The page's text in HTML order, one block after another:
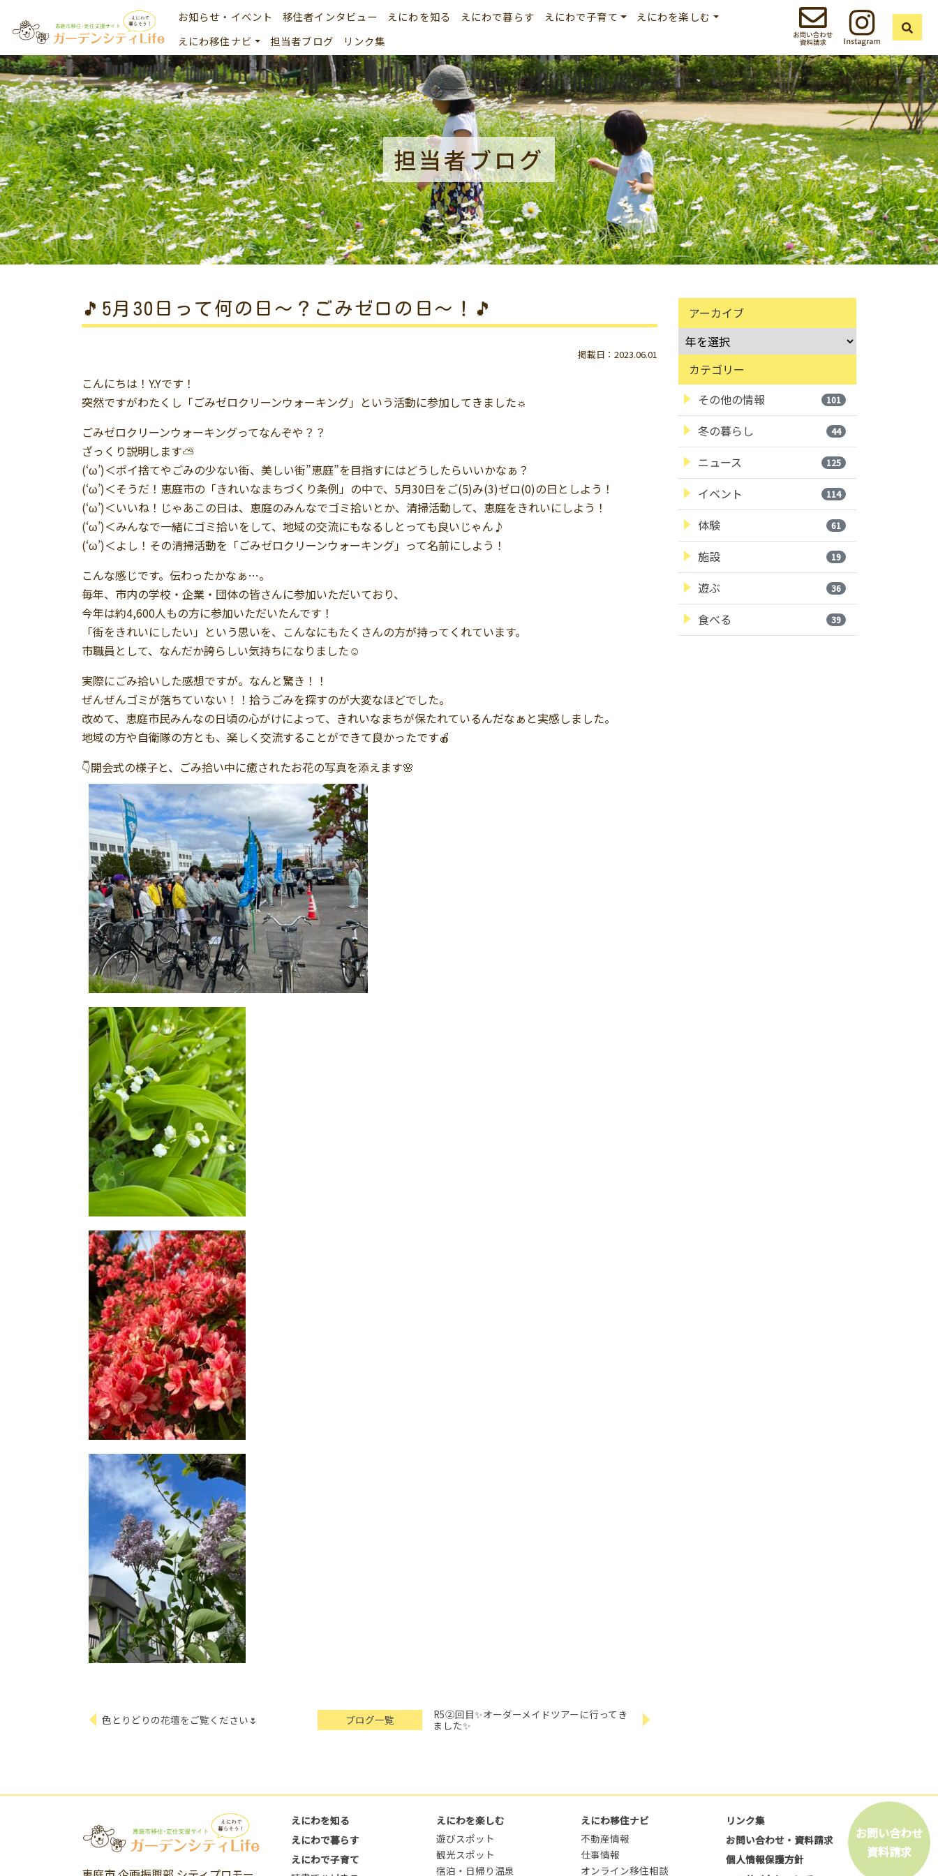
お知らせ・イベント 移住者インタビュー えにわを知る えにわで暮らす えにわで子育て
えにわを楽しむ
えにわ移住ナビ
担当者ブログ リンク集
担当者ブログ
🎵5月30日って何の日～？ごみゼロの日～！🎵
掲載日：2023.06.01
こんにちは！Y.Yです！
突然ですがわたくし「ごみゼロクリーンウォーキング」という活動に参加してきました☼
ごみゼロクリーンウォーキングってなんぞや？？
ざっくり説明します⛅
(‘ω’)＜ポイ捨てやごみの少ない街、美しい街”恵庭”を目指すにはどうしたらいいかなぁ？
(‘ω’)＜そうだ！恵庭市の「きれいなまちづくり条例」の中で、5月30日をご(5)み(3)ゼロ(0)の日としよう！
(‘ω’)＜いいね！じゃあこの日は、恵庭のみんなでゴミ拾いとか、清掃活動して、恵庭をきれいにしよう！
(‘ω’)＜みんなで一緒にゴミ拾いをして、地域の交流にもなるしとっても良いじゃん♪
(‘ω’)＜よし！その清掃活動を「ごみゼロクリーンウォーキング」って名前にしよう！
こんな感じです。伝わったかなぁ…。
毎年、市内の学校・企業・団体の皆さんに参加いただいており、
今年は約4,600人もの方に参加いただいたんです！
「街をきれいにしたい」という思いを、こんなにもたくさんの方が持ってくれています。
市職員として、なんだか誇らしい気持ちになりました☺
実際にごみ拾いした感想ですが。なんと驚き！！
ぜんぜんゴミが落ちていない！！拾うごみを探すのが大変なほどでした。
改めて、恵庭市民みんなの日頃の心がけによって、きれいなまちが保たれているんだなぁと実感しました。
地域の方や自衛隊の方とも、楽しく交流することができて良かったです🍎
👇開会式の様子と、ごみ拾い中に癒されたお花の写真を添えます🌸
色とりどりの花壇をご覧ください🌷 ブログ一覧
R5②回目✨オーダーメイドツアーに行ってき
ました✨
アーカイブ
カテゴリー
その他の情報
101
冬の暮らし 44
ニュース 125
イベント 114
体験 61
施設 19
遊ぶ 36
食べる 39
えにわを知る
えにわで暮らす
えにわで子育て
えにわを楽しむ
遊びスポット
観光スポット
宿泊・日帰り温泉
えにわ移住ナビ
不動産情報
仕事情報
オンライン移住相談
リンク集
お問い合わせ・資料請求
個人情報保護方針
お問い合わせ
資料請求